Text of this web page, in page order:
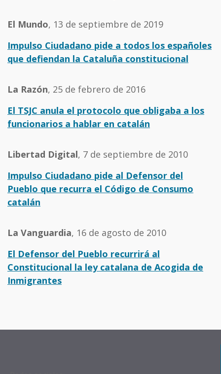
El Mundo, 13 de septiembre de 2019
Impulso Ciudadano pide a todos los españoles
que defiendan la Cataluña constitucional
La Razón, 25 de febrero de 2016
El TSJC anula el protocolo que obligaba a los
funcionarios a hablar en catalán
Libertad Digital, 7 de septiembre de 2010
Impulso Ciudadano pide al Defensor del
Pueblo que recurra el Código de Consumo
catalán
La Vanguardia, 16 de agosto de 2010
El Defensor del Pueblo recurrirá al
Constitucional la ley catalana de Acogida de
Inmigrantes